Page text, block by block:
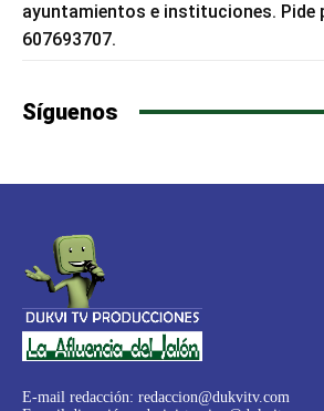
ayuntamientos e instituciones. Pide
607693707.
Síguenos
E-mail redacción: redaccion@dukvitv.com